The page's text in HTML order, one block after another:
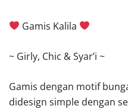
Gamis Kalila
~ Girly, Chic & Syar’i ~
Gamis dengan motif
didesign simple dengan